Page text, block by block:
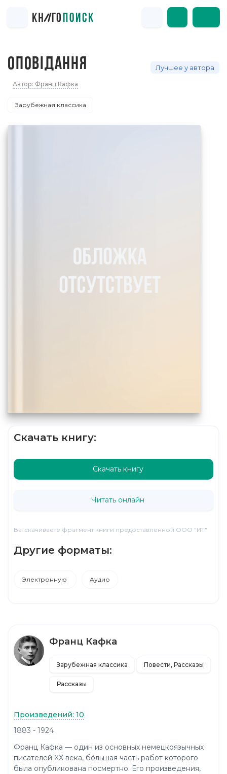
ОПОВІДАННЯ Лучшее у автора
Автор: Франц Кафка
Зарубежная классика
Скачать книгу:
Скачать книгу
Читать онлайн
Вы скачиваете фрагмент книги предоставленной ООО "ИТ"
Другие форматы:
Электронную Аудио
Франц Кафка
Зарубежная классика Повести, Рассказы
Рассказы
Произведений: 10
1883 - 1924
Франц Кафка — один из основных немецкоязычных
писателей XX века, бо́льшая часть работ которого
была опубликована посмертно. Его произведения,